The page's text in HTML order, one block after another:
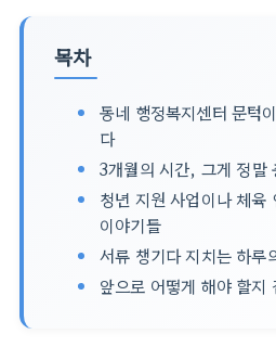
목차
동네 행정복지센터 문턱
다
3개월의 시간, 그게 정말
청년 지원 사업이나 체육
이야기들
서류 챙기다 지치는 하루
앞으로 어떻게 해야 할지